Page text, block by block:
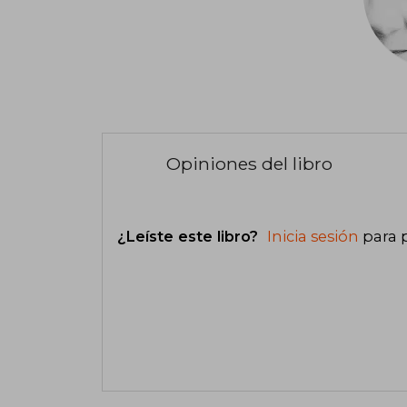
Opiniones del libro
¿Leíste este libro? Inicia sesión para